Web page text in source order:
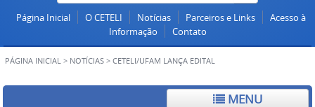
Página Inicial O CETELI Notícias Parceiros e Links
Acesso à
Informação
Contato
PÁGINA INICIAL > NOTÍCIAS > CETELI/UFAM LANÇA EDITAL
MENU